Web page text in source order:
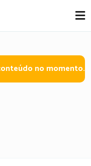
no momento.